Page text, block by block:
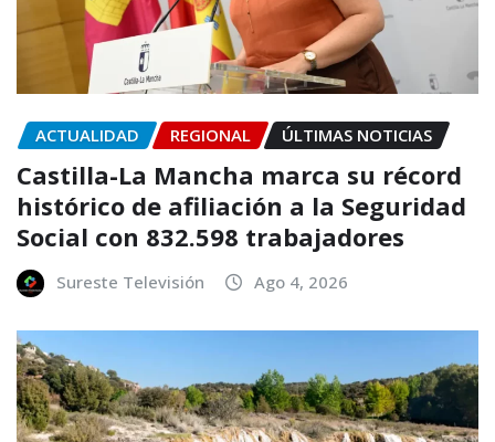
ACTUALIDAD REGIONAL ÚLTIMAS NOTICIAS
Castilla-La Mancha marca su récord
histórico de afiliación a la Seguridad
Social con 832.598 trabajadores
Sureste Televisión Ago 4, 2026